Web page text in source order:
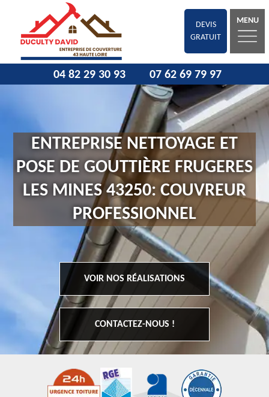
DEVIS
GRATUIT
MENU
04 82 29 30 93 07 62 69 79 97
ENTREPRISE NETTOYAGE ET
POSE DE GOUTTIÈRE FRUGERES
LES MINES 43250: COUVREUR
PROFESSIONNEL
VOIR NOS RÉALISATIONS
CONTACTEZ-NOUS !